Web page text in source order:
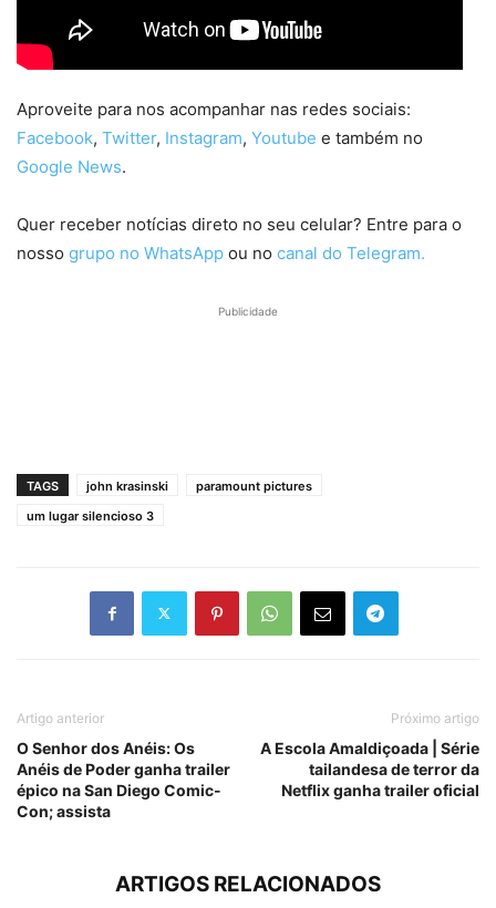
Aproveite para nos acompanhar nas redes sociais:
Facebook, Twitter, Instagram, Youtube e também no
Google News.
Quer receber notícias direto no seu celular? Entre para o
nosso grupo no WhatsApp ou no canal do Telegram.
Publicidade
TAGS john krasinski
paramount pictures
um lugar silencioso 3
Artigo anterior
O Senhor dos Anéis: Os
Anéis de Poder ganha trailer
épico na San Diego Comic-
Con; assista
Próximo artigo
A Escola Amaldiçoada | Série
tailandesa de terror da
Netflix ganha trailer oficial
ARTIGOS RELACIONADOS